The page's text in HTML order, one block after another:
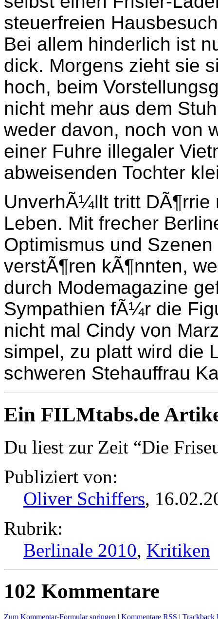
steuerfreien
Bei allem hinderlich ist
dick. Morgens zieht sie
hoch, beim
nicht mehr aus dem
weder davon, noch von
einer Fuhre illegaler
abweisenden Tochter
UnverhÃ¼llt tritt
Leben. Mit frecher
Optimismus und
verstÃ¶ren kÃ¶nnten,
durch Modemagazine
Sympathien fÃ¼r die
nicht mal Cindy von
simpel, zu platt wird die
schweren Stehauffrau
Ein FILMtabs.de
Du liest zur Zeit “Die
Publiziert von:
Oliver Schiffers,
Rubrik:
Berlinale 2010, Kritiken
102 Kommentare
Zum Kommentar-Formular springen | Kommentare RSS | Trackback